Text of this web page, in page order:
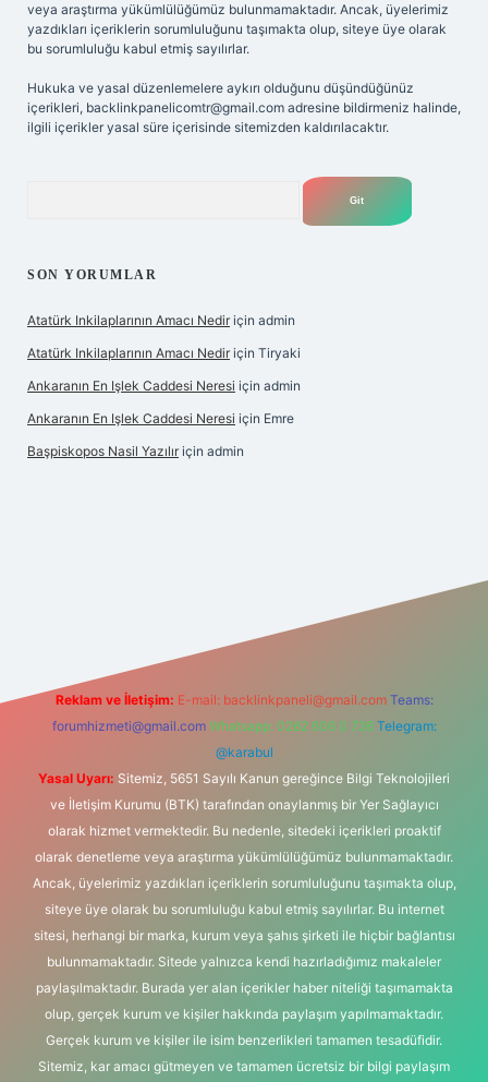
veya araştırma yükümlülüğümüz bulunmamaktadır. Ancak, üyelerimiz
yazdıkları içeriklerin sorumluluğunu taşımakta olup, siteye üye olarak
bu sorumluluğu kabul etmiş sayılırlar.
Hukuka ve yasal düzenlemelere aykırı olduğunu düşündüğünüz
içerikleri, backlinkpanelicomtr@gmail.com adresine bildirmeniz halinde,
ilgili içerikler yasal süre içerisinde sitemizden kaldırılacaktır.
SON YORUMLAR
Atatürk Inkilaplarının Amacı Nedir için admin
Atatürk Inkilaplarının Amacı Nedir için Tiryaki
Ankaranın En Işlek Caddesi Neresi için admin
Ankaranın En Işlek Caddesi Neresi için Emre
Başpiskopos Nasil Yazılır için admin
Reklam ve İletişim: E-mail: backlinkpaneli@gmail.com Teams:
forumhizmeti@gmail.com Whatsapp: 0262 606 0 726 Telegram:
@karabul
Yasal Uyarı: Sitemiz, 5651 Sayılı Kanun gereğince Bilgi Teknolojileri
ve İletişim Kurumu (BTK) tarafından onaylanmış bir Yer Sağlayıcı
olarak hizmet vermektedir. Bu nedenle, sitedeki içerikleri proaktif
olarak denetleme veya araştırma yükümlülüğümüz bulunmamaktadır.
Ancak, üyelerimiz yazdıkları içeriklerin sorumluluğunu taşımakta olup,
siteye üye olarak bu sorumluluğu kabul etmiş sayılırlar. Bu internet
sitesi, herhangi bir marka, kurum veya şahıs şirketi ile hiçbir bağlantısı
bulunmamaktadır. Sitede yalnızca kendi hazırladığımız makaleler
paylaşılmaktadır. Burada yer alan içerikler haber niteliği taşımamakta
olup, gerçek kurum ve kişiler hakkında paylaşım yapılmamaktadır.
Gerçek kurum ve kişiler ile isim benzerlikleri tamamen tesadüfidir.
Sitemiz, kar amacı gütmeyen ve tamamen ücretsiz bir bilgi paylaşım